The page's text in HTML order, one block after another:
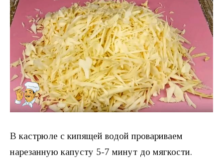
В кастрюле с кипящей водой провариваем
нарезанную капусту 5-7 минут до мягкости.